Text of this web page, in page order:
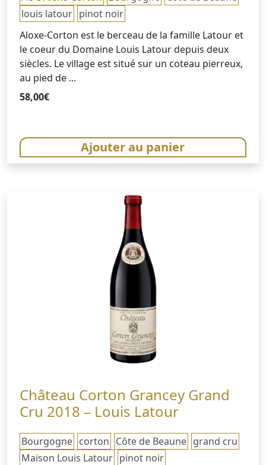
louis latour pinot noir
Aloxe-Corton est le berceau de la famille Latour et
le coeur du Domaine Louis Latour depuis deux
siècles. Le village est situé sur un coteau pierreux,
au pied de ...
58,00€
Ajouter au panier
Château Corton Grancey Grand
Cru 2018 – Louis Latour
Bourgogne corton Côte de Beaune grand cru
Maison Louis Latour pinot noir